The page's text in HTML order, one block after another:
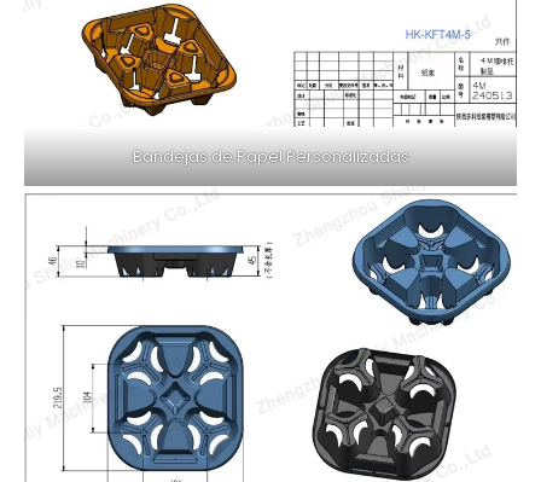
Bandejas de Papel Personalizadas